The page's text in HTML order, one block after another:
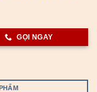
GỌI NGAY